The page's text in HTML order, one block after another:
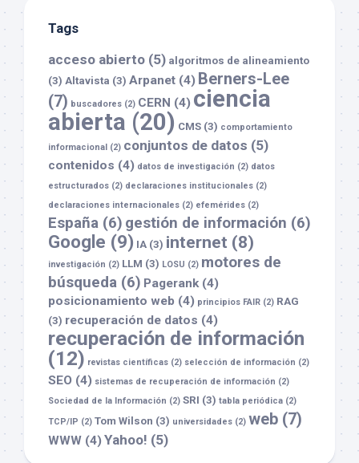
Tags
acceso abierto (5) algoritmos de alineamiento
(3) Altavista (3) Arpanet (4) Berners-Lee
(7) buscadores (2) CERN (4) ciencia
abierta (20) CMS (3) comportamiento
informacional (2) conjuntos de datos (5)
contenidos (4) datos de investigación (2) datos
estructurados (2) declaraciones institucionales (2)
declaraciones internacionales (2) efemérides (2)
España (6) gestión de información (6)
Google (9) IA (3) internet (8)
investigación (2) LLM (3) LOSU (2) motores de
búsqueda (6) Pagerank(4)
posicionamiento web (4) principios FAIR (2) RAG
(3) recuperación de datos (4)
recuperación de información
(12) revistas científicas (2) selección de información (2)
SEO (4) sistemas de recuperación de información (2)
Sociedad de la Información (2) SRI (3) tabla periódica (2)
TCP/IP (2) Tom Wilson (3) universidades (2) web (7)
WWW (4)Yahoo! (5)